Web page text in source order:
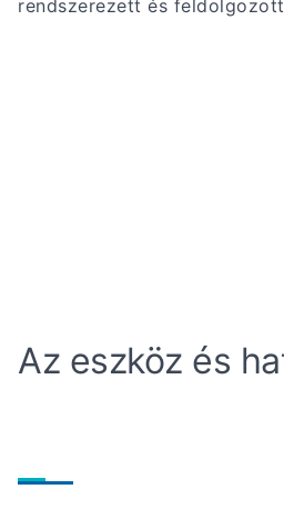
rendszerezett és
Az eszköz és